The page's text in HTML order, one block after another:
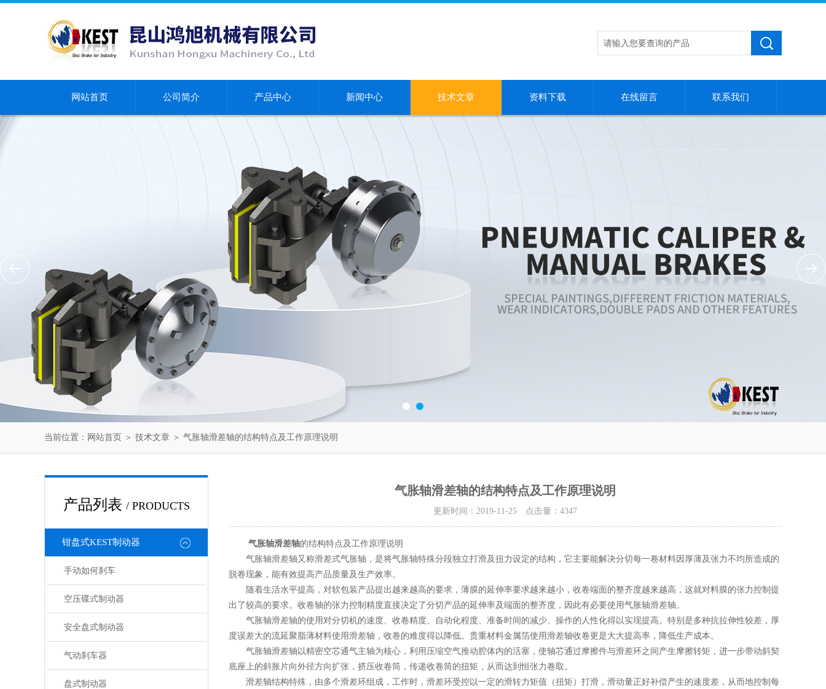
网站首页 公司简介 产品中心 新闻中心 技术文章 资料下载 在线留言 联系我们
当前位置： 网站首页 ＞ 技术文章 ＞ 气胀轴滑差轴的结构特点及工作原理说明
产品列表 / PRODUCTS
钳盘式KEST制动器
手动如何刹车
空压碟式制动器
安全盘式制动器
气动刹车器
盘式制动器
气胀轴滑差轴的结构特点及工作原理说明
更新时间：2019-11-25 点击量： 4347
气胀轴滑差轴的结构特点及工作原理说明
气胀轴滑差轴又称滑差式气胀轴，是将气胀轴特殊分段独立打滑及扭力设定的结构，它主要能解决分切每一卷材料因厚薄及张力不均所造成的
脱卷现象，能有效提高产品质量及生产效率。
随着生活水平提高，对软包装产品提出越来越高的要求，薄膜的延伸率要求越来越小，收卷端面的整齐度越来越高，这就对料膜的张力控制提
出了较高的要求。收卷轴的张力控制精度直接决定了分切产品的延伸率及端面的整齐度，因此有必要使用气胀轴滑差轴。
气胀轴滑差轴的使用对分切机的速度、收卷精度、自动化程度、准备时间的减少、操作的人性化得以实现提高。特别是多种抗拉伸性较差，厚
度误差大的流延聚脂薄材料使用滑差轴，收卷的难度得以降低。贵重材料金属箔使用滑差轴收卷更是大大提高率，降低生产成本。
气胀轴滑差轴以精密空芯通气主轴为核心，利用压缩空气推动腔体内的活塞，使轴芯通过摩擦件与滑差环之间产生摩擦转矩，进一步带动斜契
底座上的斜胀片向外径方向扩张，挤压收卷筒，传递收卷筒的扭矩，从而达到恒张力卷取。
滑差轴结构特殊，由多个滑差环组成，工作时，滑差环受控以一定的滑转力矩值（扭矩）打滑，滑动量正好补偿产生的速度差，从而地控制每